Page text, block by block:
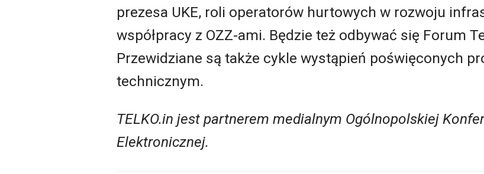
prezesa UKE, roli operatorów hurtowych w rozwoju
współpracy z OZZ-ami. Będzie też odbywać się Forum
Przewidziane są także cykle wystąpień poświęconych
technicznym.
TELKO.in jest partnerem medialnym Ogólnopolskiej
Elektronicznej.